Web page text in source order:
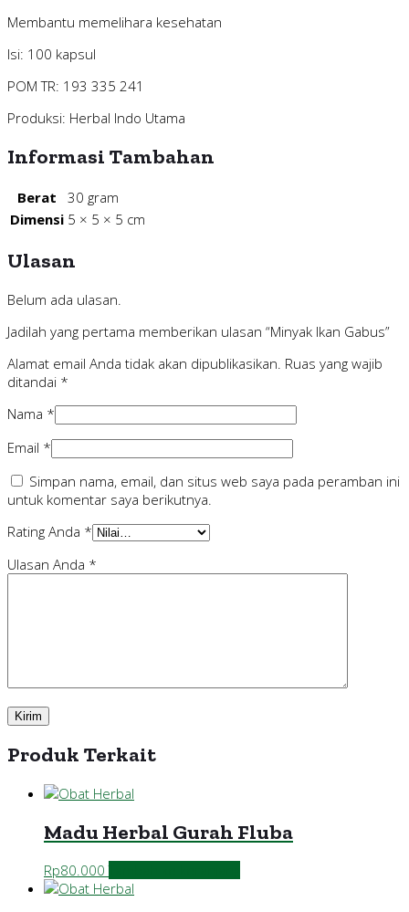
Membantu memelihara kesehatan
Isi: 100 kapsul
POM TR: 193 335 241
Produksi: Herbal Indo Utama
Informasi Tambahan
Berat
30 gram
Dimensi 5 × 5 × 5 cm
Ulasan
Belum ada ulasan.
Jadilah yang pertama memberikan ulasan “Minyak Ikan Gabus”
Alamat email Anda tidak akan dipublikasikan. Ruas yang wajib
ditandai *
Nama *
Email *
Simpan nama, email, dan situs web saya pada peramban ini
untuk komentar saya berikutnya.
Rating Anda *
Ulasan Anda *
Produk Terkait
Madu Herbal Gurah Fluba
Rp80.000